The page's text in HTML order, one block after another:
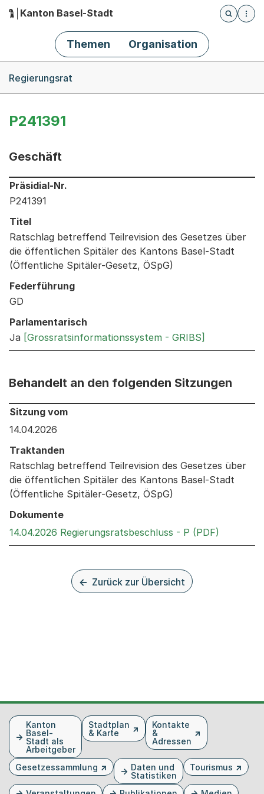
Hauptnavigation
Kanton Basel-Stadt
Öffnet
Themen Organisation
Regierungsrat
P241391
Geschäft
Informationen zum Ausgewählten Geschäft
Präsidial-Nr.
P241391
Titel
Ratschlag betreffend Teilrevision des Gesetzes über
die öffentlichen Spitäler des Kantons Basel-Stadt
(Öffentliche Spitäler-Gesetz, ÖSpG)
Federführung
GD
Parlamentarisch
Ja [Grossratsinformationssystem - GRIBS]
Behandelt an den folgenden Sitzungen
Behandelt an den folgenden Sitzungen: Informationen
Sitzung vom
14.04.2026
Traktanden
Ratschlag betreffend Teilrevision des Gesetzes über
die öffentlichen Spitäler des Kantons Basel-Stadt
(Öffentliche Spitäler-Gesetz, ÖSpG)
Dokumente
14.04.2026 Regierungsratsbeschluss - P (PDF)
Zurück zur Übersicht
FusszeileKanton
Basel-
Stadt als
Arbeitgeber
Stadtplan
& Karte
Kontakte
&
Adressen
Gesetzessammlung
Daten und
Statistiken
Tourismus